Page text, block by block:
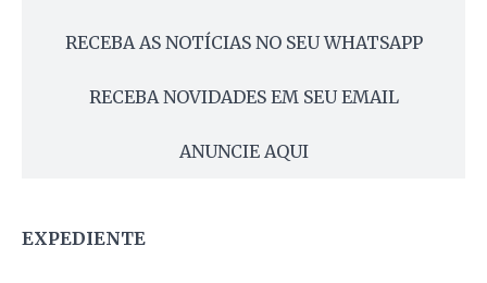
RECEBA AS NOTÍCIAS NO SEU WHATSAPP
RECEBA NOVIDADES EM SEU EMAIL
ANUNCIE AQUI
EXPEDIENTE